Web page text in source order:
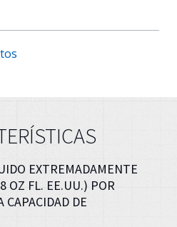
EXTREMADAMENTE
OZ FL. EE.UU.) POR
DE